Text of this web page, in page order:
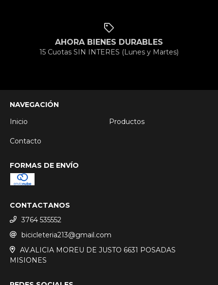
AHORA BIENES DURABLES
15 Cuotas SIN INTERES (Lunes y Martes)
NAVEGACIÓN
Inicio
Productos
Contacto
FORMAS DE ENVÍO
CONTACTANOS
3764 535552
bicicleteria213@gmail.com
AV.ALICIA MOREU DE JUSTO 6631 POSADAS
MISIONES